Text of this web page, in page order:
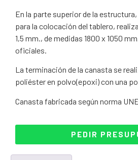
En la parte superior de la
para la colocación del tablero,
1,5 mm., de medidas 1800 x 1050
oficiales.
La terminación de la canasta se
poliéster en polvo(epoxi) con una
Canasta fabricada según norma
PEDIR